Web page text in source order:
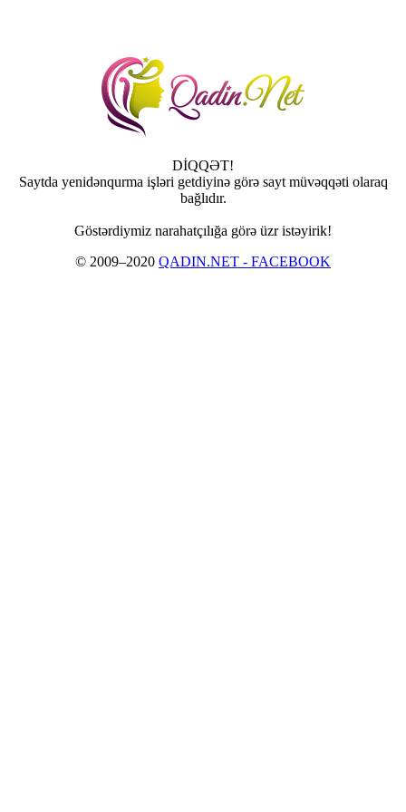
DİQQƏT!
Saytda yenidənqurma işləri getdiyinə görə sayt müvəqqəti olaraq
bağlıdır.
Göstərdiymiz narahatçılığa görə üzr istəyirik!
© 2009–2020 QADIN.NET - FACEBOOK